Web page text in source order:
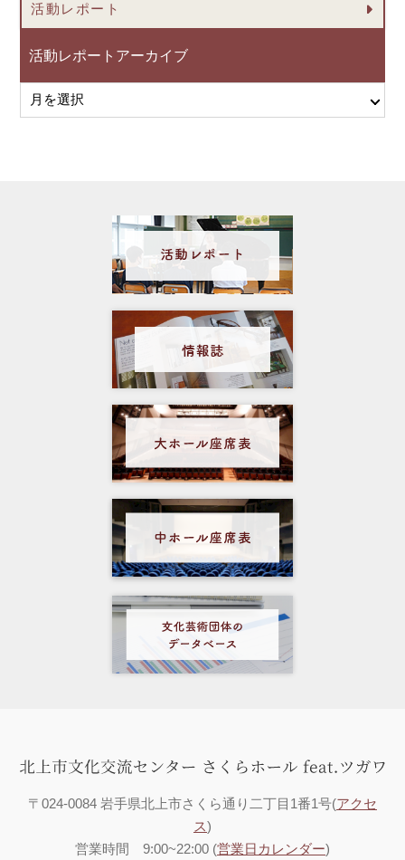
活動レポート
活動レポートアーカイブ
〒024-0084 岩手県北上市さくら通り二丁目1番1号(アクセ
ス)
営業時間 9:00~22:00 (営業日カレンダー)